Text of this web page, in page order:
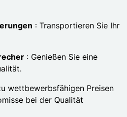
: Transportieren Sie Ihr
: Genießen Sie eine
wettbewerbsfähigen Preisen
bei der Qualität